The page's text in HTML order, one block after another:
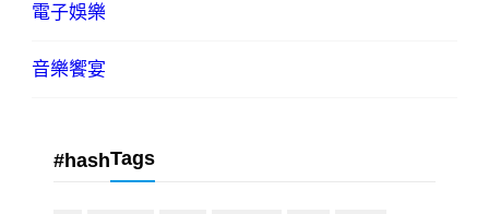
電子娛樂
音樂饗宴
#hashTags